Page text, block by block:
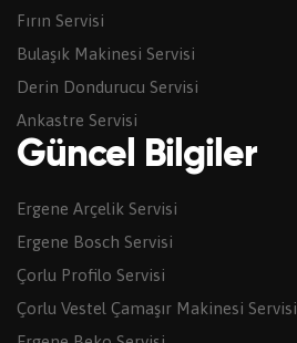
Fırın Servisi
Bulaşık Makinesi Servisi
Derin Dondurucu Servisi
Ankastre Servisi
Güncel Bilgiler
Ergene Arçelik Servisi
Ergene Bosch Servisi
Çorlu Profilo Servisi
Çorlu Vestel Çamaşır Makinesi Servisi